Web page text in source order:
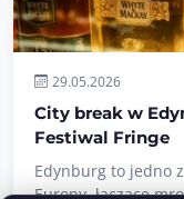
29.05.2026
City break w
Festiwal Fringe
Edynburg to jedno
Europy, łączące